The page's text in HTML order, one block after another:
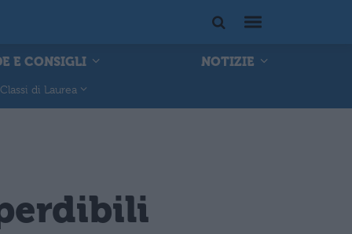
E CONSIGLI NOTIZIE
Classi di Laurea